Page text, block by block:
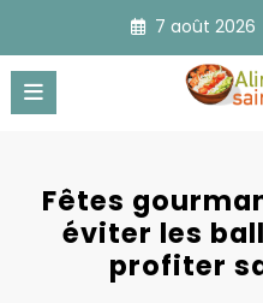
contenu
7 août 2026
Fêtes
éviter les
profiter